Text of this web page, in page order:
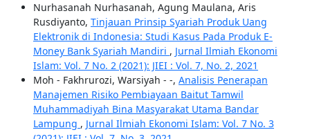
Nurhasanah Nurhasanah, Agung Maulana, Aris
Rusdiyanto, Tinjauan Prinsip Syariah Produk Uang
Elektronik di Indonesia: Studi Kasus Pada Produk E-
Money Bank Syariah Mandiri , Jurnal Ilmiah Ekonomi
Islam: Vol. 7 No. 2 (2021): JIEI : Vol. 7, No. 2, 2021
Moh - Fakhrurozi, Warsiyah - -, Analisis Penerapan
Manajemen Risiko Pembiayaan Baitut Tamwil
Muhammadiyah Bina Masyarakat Utama Bandar
Lampung , Jurnal Ilmiah Ekonomi Islam: Vol. 7 No. 3